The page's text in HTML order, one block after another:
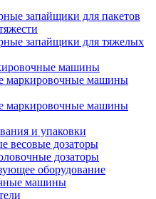
запайщики для пакетов
запайщики для тяжелых
машины
маркировочные машины
маркировочные машины
и упаковки
весовые дозаторы
дозаторы
оборудование
машины